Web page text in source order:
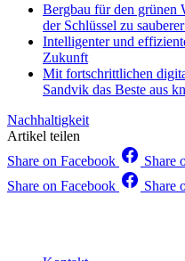
Bergbau für den grünen
der Schlüssel zu
Intelligenter und
Zukunft
Mit fortschrittlichen
Sandvik das Beste aus
Nachhaltigkeit
Artikel teilen
Share on Facebook
Share
Share on Facebook
Share